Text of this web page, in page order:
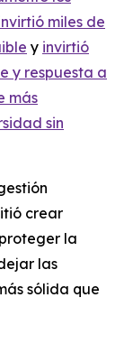
miles de
y invirtió
y respuesta a
más
sin
crear
la
las
sólida que